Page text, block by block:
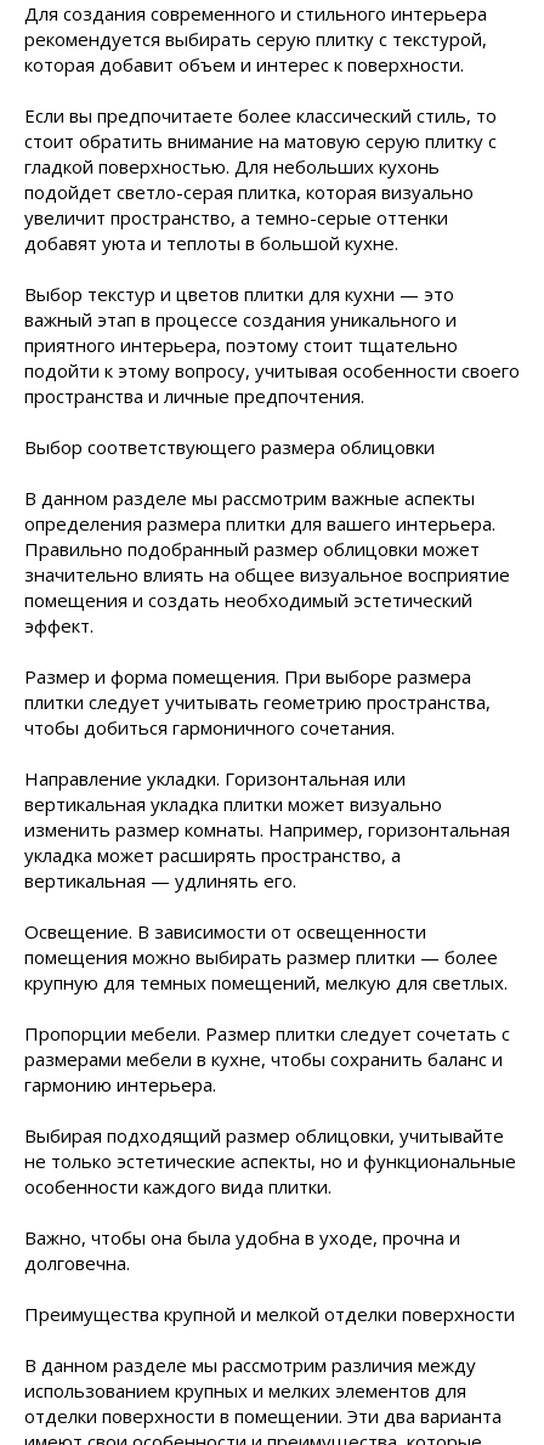
Для создания современного и стильного интерьера
рекомендуется выбирать серую плитку с текстурой,
которая добавит объем и интерес к поверхности.
Если вы предпочитаете более классический стиль, то
стоит обратить внимание на матовую серую плитку с
гладкой поверхностью. Для небольших кухонь
подойдет светло-серая плитка, которая визуально
увеличит пространство, а темно-серые оттенки
добавят уюта и теплоты в большой кухне.
Выбор текстур и цветов плитки для кухни — это
важный этап в процессе создания уникального и
приятного интерьера, поэтому стоит тщательно
подойти к этому вопросу, учитывая особенности своего
пространства и личные предпочтения.
Выбор соответствующего размера облицовки
В данном разделе мы рассмотрим важные аспекты
определения размера плитки для вашего интерьера.
Правильно подобранный размер облицовки может
значительно влиять на общее визуальное восприятие
помещения и создать необходимый эстетический
эффект.
Размер и форма помещения. При выборе размера
плитки следует учитывать геометрию пространства,
чтобы добиться гармоничного сочетания.
Направление укладки. Горизонтальная или
вертикальная укладка плитки может визуально
изменить размер комнаты. Например, горизонтальная
укладка может расширять пространство, а
вертикальная — удлинять его.
Освещение. В зависимости от освещенности
помещения можно выбирать размер плитки — более
крупную для темных помещений, мелкую для светлых.
Пропорции мебели. Размер плитки следует сочетать с
размерами мебели в кухне, чтобы сохранить баланс и
гармонию интерьера.
Выбирая подходящий размер облицовки, учитывайте
не только эстетические аспекты, но и функциональные
особенности каждого вида плитки.
Важно, чтобы она была удобна в уходе, прочна и
долговечна.
Преимущества крупной и мелкой отделки поверхности
В данном разделе мы рассмотрим различия между
использованием крупных и мелких элементов для
отделки поверхности в помещении. Эти два варианта